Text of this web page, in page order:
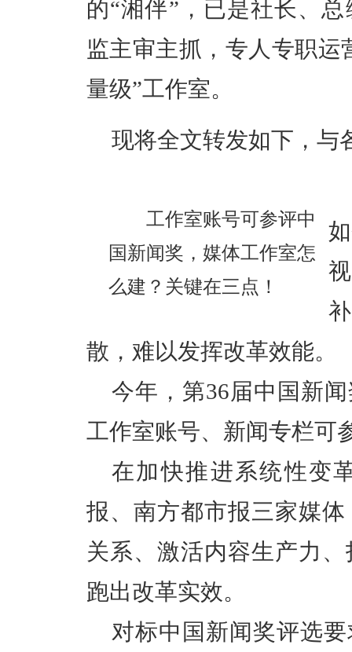
的“湘伴”，已是社长、
监主审主抓，专人专职运
量级”工作室。
现将全文转发如下，与
工作室账号可参评中
国新闻奖，媒体工作室怎
么建？关键在三点！
散，难以发挥改革效能。
今年，第36届中国新
工作室账号、新闻专栏可
在加快推进系统性变
报、南方都市报三家媒
关系、激活内容生产力
跑出改革实效。
对标中国新闻奖评选